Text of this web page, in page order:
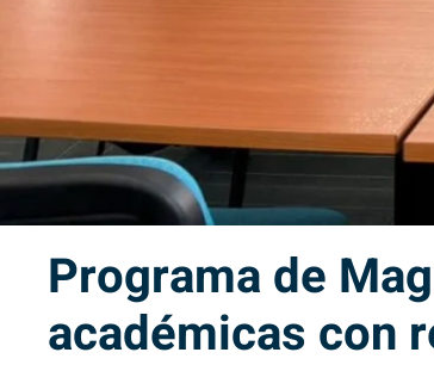
Programa de
académicas con